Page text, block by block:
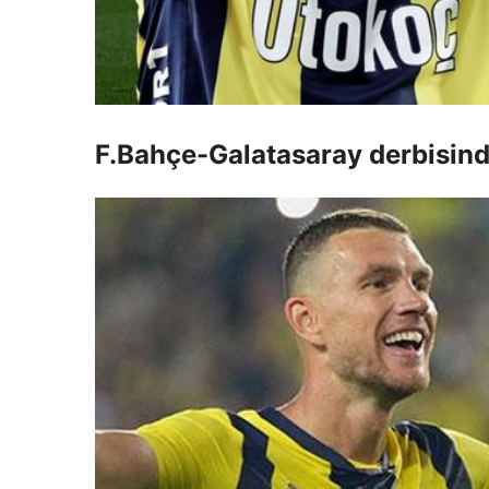
F.Bahçe-Galatasaray